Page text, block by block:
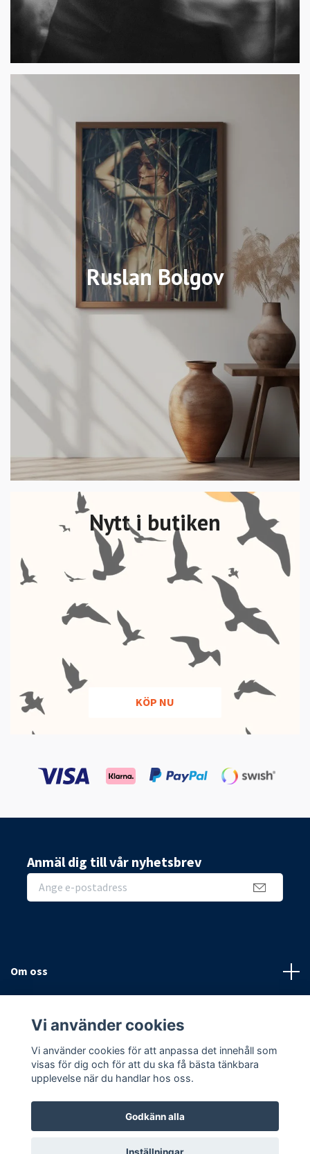
Ruslan Bolgov
Nytt i butiken
KÖP NU
Anmäl dig till vår nyhetsbrev
Om oss
Sociala medier
© 2026 Hemmavägg
Vi använder cookies
Vi använder cookies för att anpassa det innehåll som
visas för dig och för att du ska få bästa tänkbara
upplevelse när du handlar hos oss.
Godkänn alla